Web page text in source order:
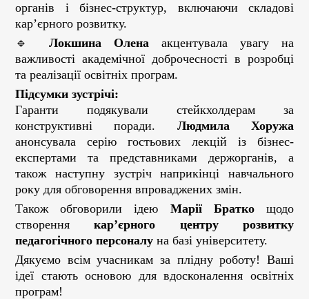
органів і бізнес-структур, включаючи складові
кар’єрного розвитку.
🔹 Локшина Олена акцентувала увагу на
важливості академічної доброчесності в розробці
та реалізації освітніх програм.
Підсумки зустрічі:
Гаранти подякували стейкхолдерам за
конструктивні поради. Людмила
Хоружа
анонсувала серію гостьових лекцій із бізнес-
експертами та представниками держорганів, а
також наступну зустріч наприкінці навчального
року для обговорення впроваджених змін.
Також обговорили ідею Марії Браткощодо
створеннякар’єрного центру розвитку
педагогічного персоналу на базі університету.
Дякуємо всім учасникам за плідну роботу! Ваші
ідеї стають основою для вдосконалення освітніх
програм!